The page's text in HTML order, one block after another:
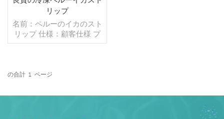
リップ
名前：ペルーのイカのスト
リップ 仕様：顧客仕様 プ
ロセス：カット グレージ
バッグ,10kg /織りバッグ
売モデル：卸売/輸出 min .
の合計 1 ページ